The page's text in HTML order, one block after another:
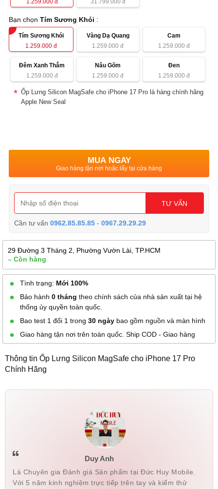
1.259.000đ
31.799.000đ
Bạn chọnTím Sương Khói :
Tím Sương Khói
1.259.000 đ
Vàng Dạ Quang
1.259.000 đ
Cam
1.259.000 đ
Đêm Xanh Thẳm
1.259.000đ
Nâu Gốm
1.259.000 đ
Đen
1.259.000 đ
Ốp Lưng Silicon MagSafe cho iPhone 17 Pro là hàng chính hãng
Apple New Seal
MUA NGAY
Giao hàng tận nơi hoặc lấy tại cửa hàng
TƯ VẤN
Cần tư vấn0962.85.85.85 -0967.29.29.29
29 Đường 3 Tháng 2, Phường Vườn Lài, TP.HCM
– Còn hàng
Tình trạng: Mới 100%
Bảo hành 0 tháng theo chính sách của nhà sản xuất tại hệ
thống ủy quyền toàn quốc.
Bao test 1 đổi 1 trong 30 ngày bao gồm nguồn và màn hình
Giao hàng tận nơi trên toàn quốc. Ship COD - Giao hàng
Thông tin Ốp Lưng Silicon MagSafe cho iPhone 17 Pro
Chính Hãng
Duy Anh
Là Chuyên gia Đánh giá Sản phẩm tại Đức Huy Mobile.
Với 5 năm kinh nghiệm trực tiếp trên tay và kiểm thử